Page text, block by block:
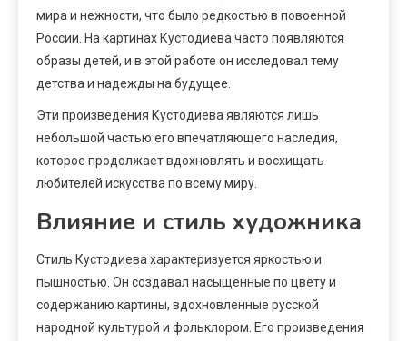
мира и нежности, что было редкостью в повоенной
России. На картинах Кустодиева часто появляются
образы детей, и в этой работе он исследовал тему
детства и надежды на будущее.
Эти произведения Кустодиева являются лишь
небольшой частью его впечатляющего наследия,
которое продолжает вдохновлять и восхищать
любителей искусства по всему миру.
Влияние и стиль художника
Стиль Кустодиева характеризуется яркостью и
пышностью. Он создавал насыщенные по цвету и
содержанию картины, вдохновленные русской
народной культурой и фольклором. Его произведения